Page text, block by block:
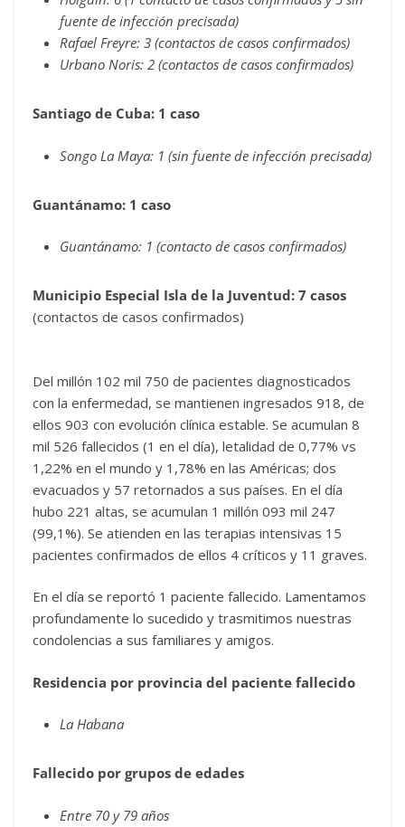
fuente de infección precisada)
Rafael Freyre: 3 (contactos de casos confirmados)
Urbano Noris: 2 (contactos de casos confirmados)
Santiago de Cuba: 1 caso
Songo La Maya: 1 (sin fuente de infección precisada)
Guantánamo: 1 caso
Guantánamo: 1 (contacto de casos confirmados)
Municipio Especial Isla de la Juventud: 7 casos
(contactos de casos confirmados)
Del millón 102 mil 750 de pacientes diagnosticados
con la enfermedad, se mantienen ingresados 918, de
ellos 903 con evolución clínica estable. Se acumulan 8
mil 526 fallecidos (1 en el día), letalidad de 0,77% vs
1,22% en el mundo y 1,78% en las Américas; dos
evacuados y 57 retornados a sus países. En el día
hubo 221 altas, se acumulan 1 millón 093 mil 247
(99,1%). Se atienden en las terapias intensivas 15
pacientes confirmados de ellos 4 críticos y 11 graves.
En el día se reportó 1 paciente fallecido. Lamentamos
profundamente lo sucedido y trasmitimos nuestras
condolencias a sus familiares y amigos.
Residencia por provincia del paciente fallecido
La Habana
Fallecido por grupos de edades
Entre 70 y 79 años